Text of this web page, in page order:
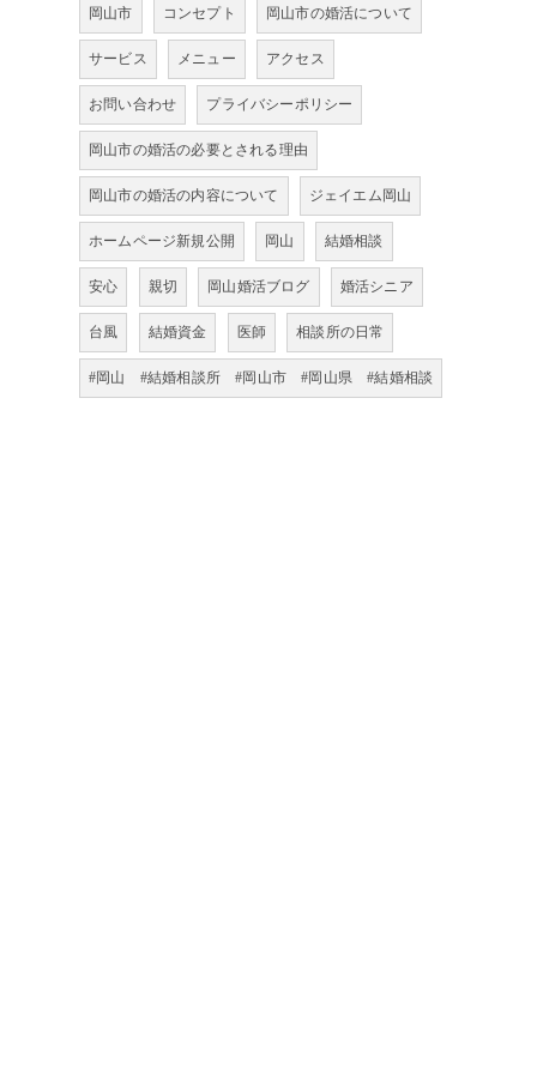
岡山市 コンセプト 岡山市の婚活について
サービス メニュー アクセス
お問い合わせ プライバシーポリシー
岡山市の婚活の必要とされる理由
岡山市の婚活の内容について ジェイエム岡山
ホームページ新規公開 岡山 結婚相談
安心 親切 岡山婚活ブログ 婚活シニア
台風 結婚資金 医師 相談所の日常
#岡山 #結婚相談所 #岡山市 #岡山県 #結婚相談